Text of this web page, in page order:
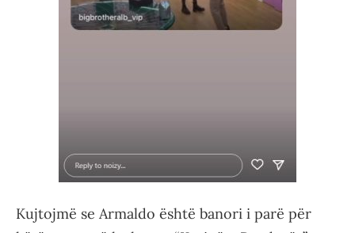
Kujtojmë se Armaldo është banori i parë për